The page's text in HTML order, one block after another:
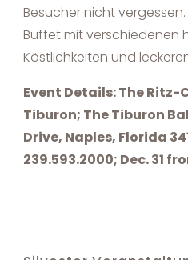
Besucher nicht
Buffet mit verschiedenen
Köstlichkeiten und
Event Details: The Ritz-
Tiburon; The Tiburon
Drive, Naples, Florida
239.593.2000; Dec. 31